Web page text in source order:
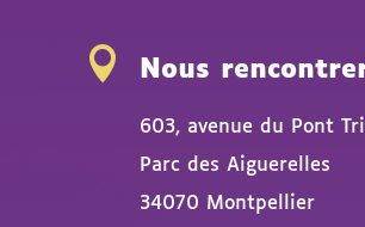
 Nous
603, avenue du Pont
Parc des Aiguerelles
34070 Montpellier